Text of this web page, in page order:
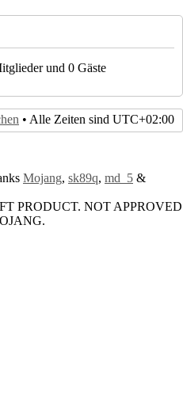
und 0 Gäste
• Alle Zeiten sind UTC+02:00
Mojang, sk89q, md_5 &
PRODUCT. NOT APPROVED